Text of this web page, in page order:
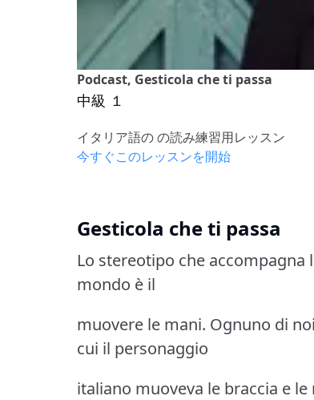
Podcast, Gesticola che ti passa
中級 １
イタリア語の の読み練習用レッスン
今すぐこのレッスンを開始
Gesticola che ti passa
Lo stereotipo che
mondo è il
muovere le mani. Ognuno di
cui il personaggio
italiano muoveva le braccia e